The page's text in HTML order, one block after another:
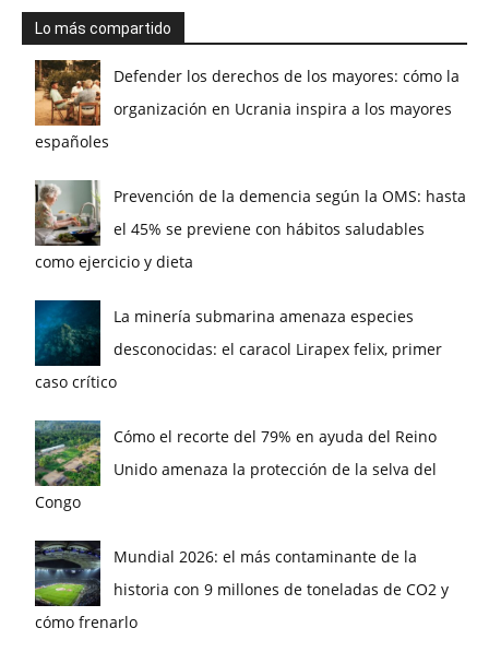
Lo más compartido
Defender los derechos de los mayores: cómo la
organización en Ucrania inspira a los mayores
españoles
Prevención de la demencia según la OMS: hasta
el 45% se previene con hábitos saludables
como ejercicio y dieta
La minería submarina amenaza especies
desconocidas: el caracol Lirapex felix, primer
caso crítico
Cómo el recorte del 79% en ayuda del Reino
Unido amenaza la protección de la selva del
Congo
Mundial 2026: el más contaminante de la
historia con 9 millones de toneladas de CO2 y
cómo frenarlo